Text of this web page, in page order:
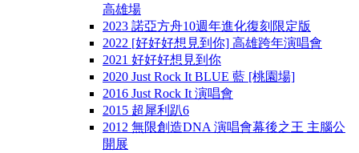
高雄場
2023 諾亞方舟10週年進化復刻限定版
2022 [好好好想見到你] 高雄跨年演唱會
2021 好好好想見到你
2020 Just Rock It BLUE 藍 [桃園場]
2016 Just Rock It 演唱會
2015 超犀利趴6
2012 無限創造DNA 演唱會幕後之王 主腦公
開展